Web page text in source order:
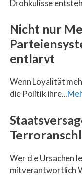
Drohkulisse
Nicht nur
entlarvt
Wenn Loyalität
die Politik ihre...
Wer die Ursachen
mitverantwortlich